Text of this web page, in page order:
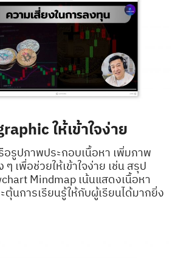
ให้เข้าใจง่าย
อรูปภาพประกอบเนื้อหา เพิ่มภาพ
เพื่อช่วยให้เข้าใจง่าย เช่น สรุป
Mindmap เน้นแสดงเนื้อหา
ตุ้นการเรียนรู้ให้กับผู้เรียนได้มากยิ่ง